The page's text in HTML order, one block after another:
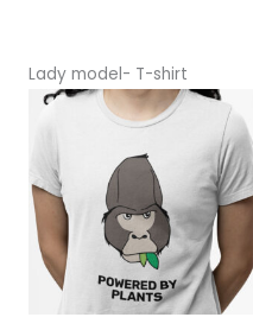
Lady model- T-shirt